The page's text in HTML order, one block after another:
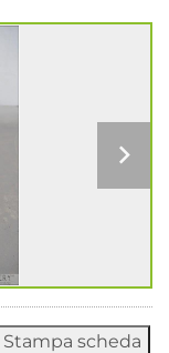
Stampa scheda